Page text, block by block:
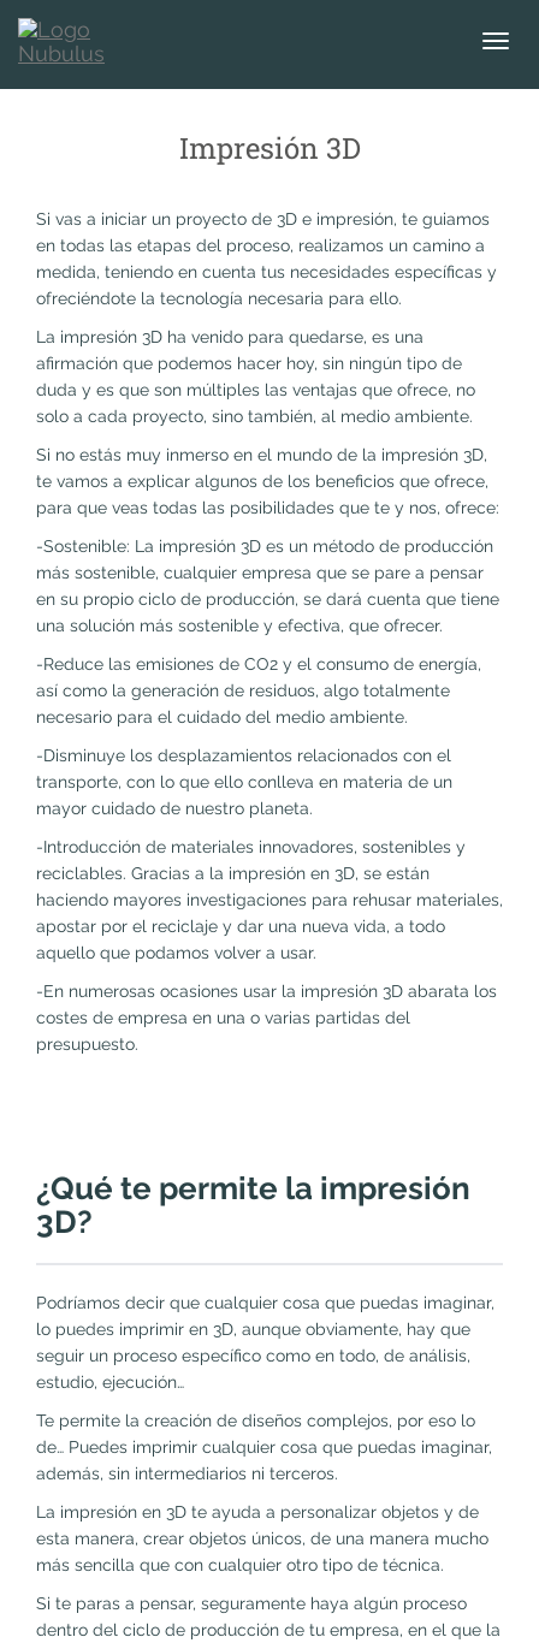
T
Impresión 3D
Si vas a iniciar un proyecto de 3D e impresión, te guiamos
en todas las etapas del proceso, realizamos un camino a
medida, teniendo en cuenta tus necesidades específicas y
ofreciéndote la tecnología necesaria para ello.
La impresión 3D ha venido para quedarse, es una
afirmación que podemos hacer hoy, sin ningún tipo de
duda y es que son múltiples las ventajas que ofrece, no
solo a cada proyecto, sino también, al medio ambiente.
Si no estás muy inmerso en el mundo de la impresión 3D,
te vamos a explicar algunos de los beneficios que ofrece,
para que veas todas las posibilidades que te y nos, ofrece:
-Sostenible: La impresión 3D es un método de producción
más sostenible, cualquier empresa que se pare a pensar
en su propio ciclo de producción, se dará cuenta que tiene
una solución más sostenible y efectiva, que ofrecer.
-Reduce las emisiones de CO2 y el consumo de energía,
así como la generación de residuos, algo totalmente
necesario para el cuidado del medio ambiente.
-Disminuye los desplazamientos relacionados con el
transporte, con lo que ello conlleva en materia de un
mayor cuidado de nuestro planeta.
-Introducción de materiales innovadores, sostenibles y
reciclables. Gracias a la impresión en 3D, se están
haciendo mayores investigaciones para rehusar materiales,
apostar por el reciclaje y dar una nueva vida, a todo
aquello que podamos volver a usar.
-En numerosas ocasiones usar la impresión 3D abarata los
costes de empresa en una o varias partidas del
presupuesto.
¿Qué te permite la impresión
3D?
Podríamos decir que cualquier cosa que puedas imaginar,
lo puedes imprimir en 3D, aunque obviamente, hay que
seguir un proceso específico como en todo, de análisis,
estudio, ejecución…
Te permite la creación de diseños complejos, por eso lo
de… Puedes imprimir cualquier cosa que puedas imaginar,
además, sin intermediarios ni terceros.
La impresión en 3D te ayuda a personalizar objetos y de
esta manera, crear objetos únicos, de una manera mucho
más sencilla que con cualquier otro tipo de técnica.
Si te paras a pensar, seguramente haya algún proceso
dentro del ciclo de producción de tu empresa, en el que la